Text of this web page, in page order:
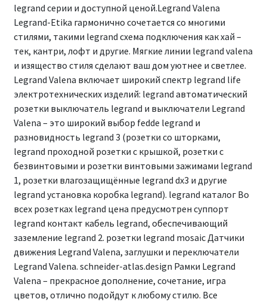
legrand серии и доступной ценой.Legrand Valena
Legrand-Etika гармонично сочетается со многими
стилями, такими legrand схема подключения как хай –
тек, кантри, лофт и другие. Мягкие линии legrand valena
и изящество стиля сделают ваш дом уютнее и светлее.
Legrand Valena включает широкий спектр legrand life
электротехнических изделий: legrand автоматический
розетки выключатель legrand и выключатели Legrand
Valena – это широкий выбор fedde legrand и
разновидность legrand 3 (розетки со шторками,
legrand проходной розетки с крышкой, розетки с
безвинтовыми и розетки винтовыми зажимами legrand
1, розетки влагозащищённые legrand dx3 и другие
legrand установка коробка legrand). legrand каталог Во
всех розетках legrand цена предусмотрен суппорт
legrand контакт кабель legrand, обеспечивающий
заземление legrand 2. розетки legrand mosaic Датчики
движения Legrand Valena, заглушки и переключатели
Legrand Valena. schneider-atlas.design Рамки Legrand
Valena – прекрасное дополнение, сочетание, игра
цветов, отлично подойдут к любому стилю. Все